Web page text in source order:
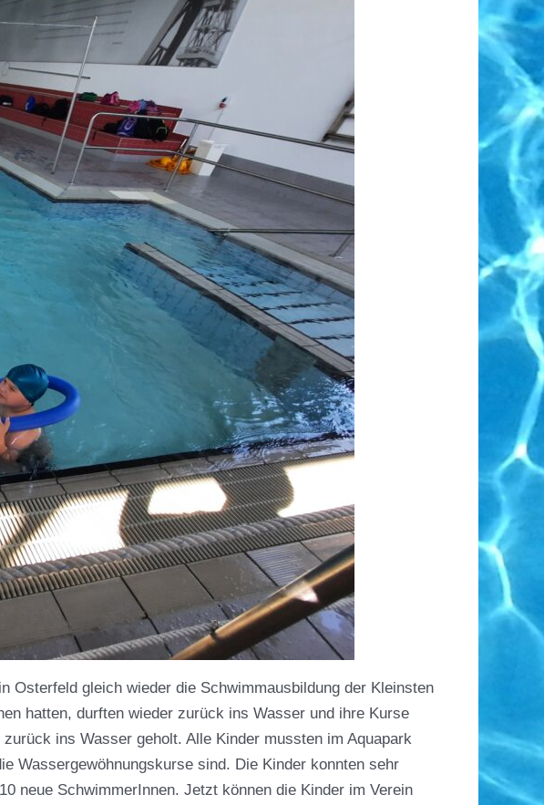
Osterfeld gleich wieder die Schwimmausbildung der Kleinsten
hatten, durften wieder zurück ins Wasser und ihre Kurse
ins Wasser geholt. Alle Kinder mussten im Aquapark
Wassergewöhnungskurse sind. Die Kinder konnten sehr
neue SchwimmerInnen. Jetzt können die Kinder im Verein